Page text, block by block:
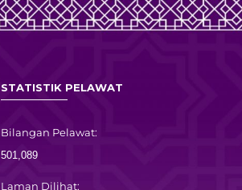
STATISTIK PELAWAT
Bilangan Pelawat:
501,089
Laman Dilihat: